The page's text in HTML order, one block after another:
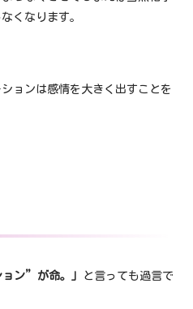
くなります。
ョンは感情を大きく出すことを
ン”が命。」
と言っても過言で